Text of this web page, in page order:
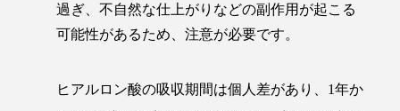
過ぎ、不自然な仕上がりなどの副作用が起こる
可能性があるため、注意が必要です。
ヒアルロン酸の吸収期間は個人差があり、1年か